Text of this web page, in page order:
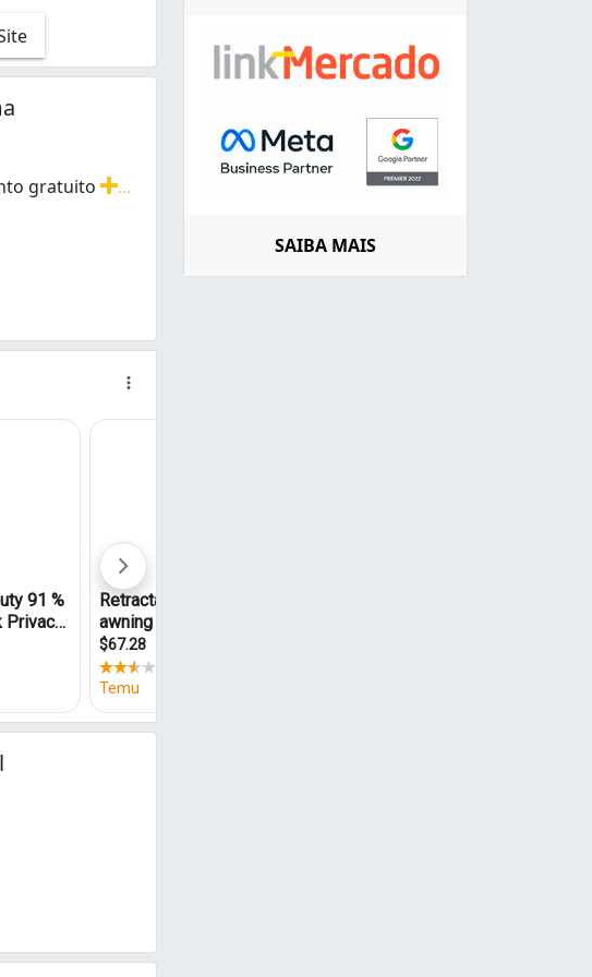
gratuito
SAIBA MAIS